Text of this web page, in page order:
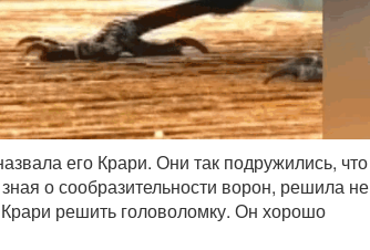
его Крари. Они так подружились, что
о сообразительности ворон, решила не
решить головоломку. Он хорошо